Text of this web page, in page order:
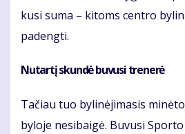
ku­si su­ma – ki­toms cen­tro
pa­deng­ti.
Nu­tar­tį skun­dė bu­vu­si tre­ne­rė
Ta­čiau tuo by­li­nė­ji­ma­sis
by­lo­je ne­si­bai­gė. Bu­vu­si